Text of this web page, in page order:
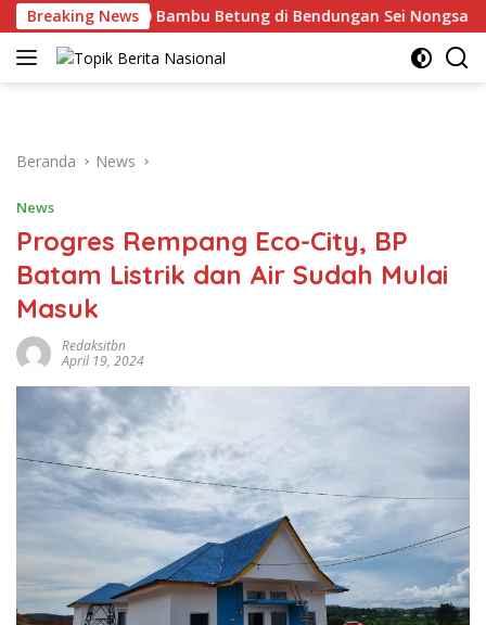
Langsung
ke
konten
Breaking News
400 Bambu Betung di Bendungan Sei Nongsa
Beranda News
News
Progres Rempang Eco-City, BP
Batam Listrik dan Air Sudah Mulai
Masuk
Redaksitbn
April 19, 2024